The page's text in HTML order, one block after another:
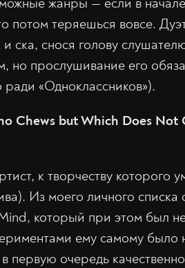
потом теряешься вовсе.
ска, снося голову
прослушивание его
ради «Одноклассников»).
Chews but Which Does
к творчеству которого
Из моего личного
который при этом был
ему самому
первую очередь